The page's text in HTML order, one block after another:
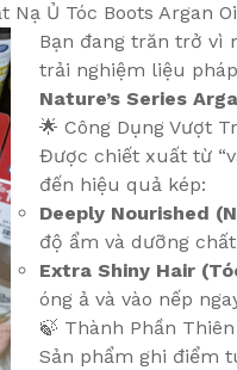
Nạ Ủ Tóc Boots Argan
Bạn đang trăn trở vì
trải nghiệm liệu
Nature’s Series
🌟 Công Dụng Vượt
Được chiết xuất từ
đến hiệu quả kép:
Deeply Nourished
độ ẩm và dưỡng
Extra Shiny Hair
óng ả và vào nếp
🍃 Thành Phần
Sản phẩm ghi điểm